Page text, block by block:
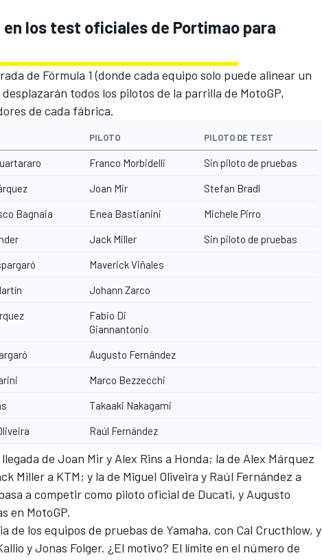
los test oficiales de Portimao para
de Fórmula 1 (donde cada equipo solo puede alinear un
todos los pilotos de la parrilla de MotoGP,
de cada fábrica.
PILOTO PILOTO DE TEST
Franco Morbidelli Sin piloto de pruebas
Joan Mir Stefan Bradl
Bagnaia Enea Bastianini Michele Pirro
Jack Miller Sin piloto de pruebas
Maverick Viñales
Johann Zarco
Fabio Di
Giannantonio
Augusto Fernández
Marco Bezzecchi
Takaaki Nakagami
Raúl Fernández
de Joan Mir y Alex Rins a Honda; la de Alex Márquez
Miller a KTM; y la de Miguel Oliveira y Raúl Fernández a
a competir como piloto oficial de Ducati, y Augusto
en MotoGP.
de los equipos de pruebas de Yamaha, con Cal Cructhlow, y
y Jonas Folger. ¿El motivo? El límite en el número de